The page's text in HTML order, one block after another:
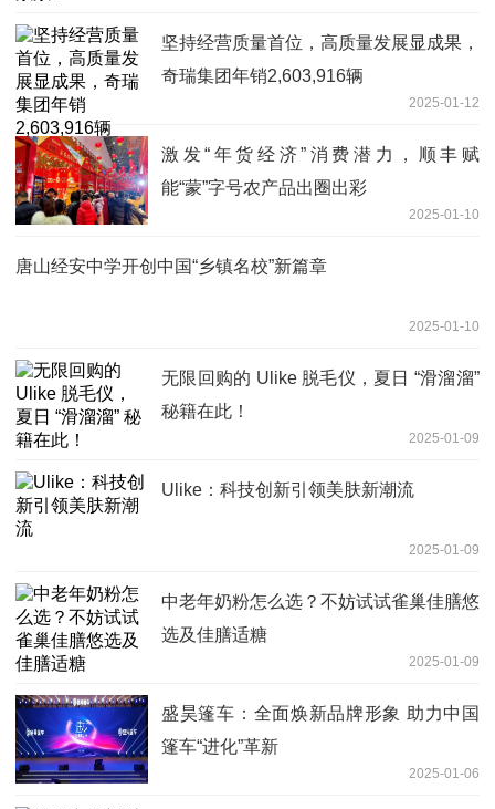
坚持经营质量首位，高质量发展显成果，
奇瑞集团年销2,603,916辆
2025-01-12
激发“年货经济”消费潜力，顺丰赋
能“蒙”字号农产品出圈出彩
2025-01-10
唐山经安中学开创中国“乡镇名校”新篇章
2025-01-10
无限回购的 Ulike 脱毛仪，夏日 “滑溜溜”
秘籍在此！
2025-01-09
Ulike：科技创新引领美肤新潮流
2025-01-09
中老年奶粉怎么选？不妨试试雀巢佳膳悠
选及佳膳适糖
2025-01-09
盛昊篷车：全面焕新品牌形象 助力中国
篷车“进化”革新
2025-01-06